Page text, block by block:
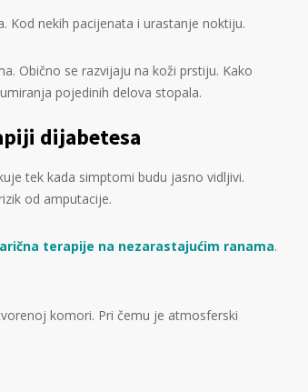
Kod nekih pacijenata i urastanje noktiju.
Obično se razvijaju na koži prstiju. Kako
pojedinih delova stopala.
dijabetesa
tek kada simptomi budu jasno vidljivi.
od amputacije.
terapije na nezarastajućim ranama.
komori. Pri čemu je atmosferski